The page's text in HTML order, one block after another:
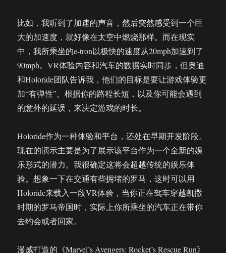
比如，我听到了加速的声音，然后突然感受到一个巨
大的加速度，就好像在太空中燃烧那样。而在现实
中，我所乘坐的e-tron以极快的速度从20mph加速到了
90mph。VR体验内容和汽车的数据实时同步，但奥迪
和Holoride团队告诉我，他们的目标是要让游戏体验更
加“有弹性”。根据你的路程长短，以及你可能会遇到
的意外的延误，来决定游戏的时长。
Holoride作为一种体验和平台，还处在早期开发阶段。
现在的演示主要是为了展示该平台作为一个全新的娱
乐形式的潜力。我很确定这将会超越传统的娱乐体
验。想象一下在交通有些拥堵的罗马，这时可以用
Holoride来载入一段VR体验，当你正在驾车穿越凯撒
时期的罗马帝国时，实际上你所乘坐的汽车正在带你
去约会或者回家。
漫威打造的《Marvel’s Avengers: Rocket’s Rescue Run》